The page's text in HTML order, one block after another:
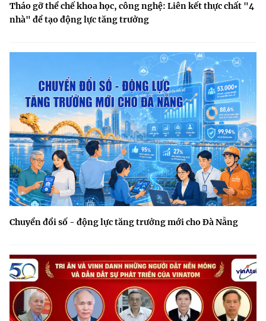
Tháo gỡ thể chế khoa học, công nghệ: Liên kết thực chất "4
nhà" để tạo động lực tăng trưởng
Chuyển đổi số - động lực tăng trưởng mới cho Đà Nẵng